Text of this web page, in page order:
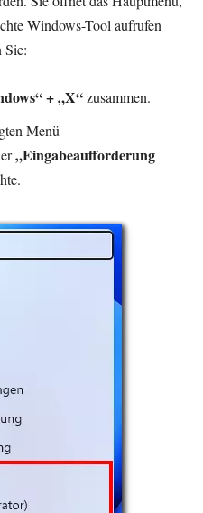
Windows-Tool aufrufen
Sie:
+ „X“zusammen.
Menü
„Eingabeaufforderung